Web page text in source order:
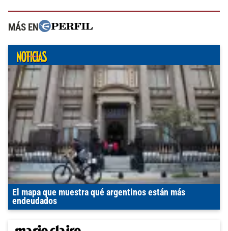
MÁS EN
El mapa que muestra qué argentinos están más
endeudados